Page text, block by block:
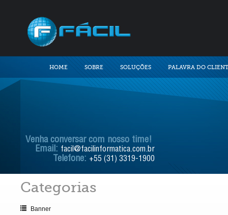
HOME SOBRE SOLUÇÕES PALAVRA DO
Venha conversar com nosso time!
Email: facil@facilinformatica.com.br
Telefone: +55 (31) 3319-1900
Categorias
Banner